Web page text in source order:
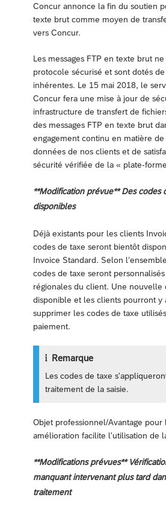
Concur annonce la fin du soutien
texte brut comme moyen de
vers Concur.
Les messages FTP en texte brut
protocole sécurisé et sont dotés
inhérentes. Le 15 mai 2018, le
Concur fera une mise à jour de
infrastructure de transfert de
des messages FTP en texte brut
engagement continu en matière de
données de nos clients et de
sécurité vérifiée de la « plate-
**Modification prévue** Des codes
disponibles
Déjà existants pour les clients
codes de taxe seront bientôt
Invoice Standard. Selon
codes de taxe seront
régionales du client. Une nouvelle
disponible et les clients pourront y
supprimer les codes de taxe
paiement.
Remarque
Les codes de taxe
traitement de la saisie.
Objet professionnel/Avantage
amélioration facilite l'utilisation de
**Modifications prévues**
manquant intervenant plus tard
traitement